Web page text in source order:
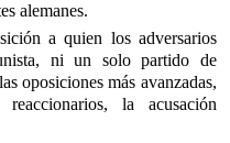
alemanes.
a quien los adversarios
ni un solo partido de
oposiciones más avanzadas,
la acusación